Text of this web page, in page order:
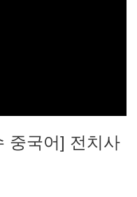
중국어] 전치사